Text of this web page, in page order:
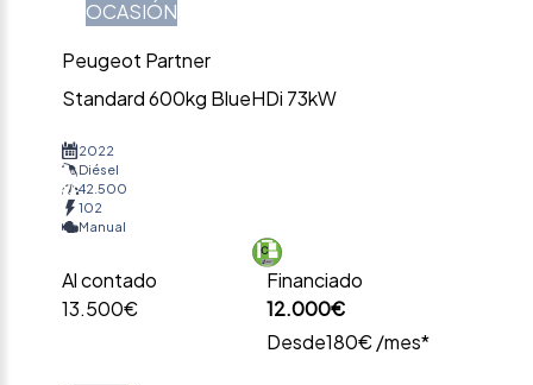
OCASIÓN
Peugeot Partner
Standard 600kg BlueHDi 73kW
2022
Diésel
42.500
102
Manual
Al contado
13.500€
Financiado
12.000€
Desde180€ /mes*